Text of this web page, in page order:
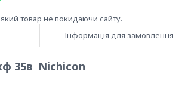
товар не покидаючи сайту.
Інформація для замовлення
35в Nichicon